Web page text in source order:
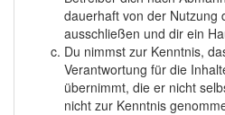
dauerhaft von der Nutzung
ausschließen und dir ein
Du nimmst zur Kenntnis,
Verantwortung für die
übernimmt, die er nicht
nicht zur Kenntnis